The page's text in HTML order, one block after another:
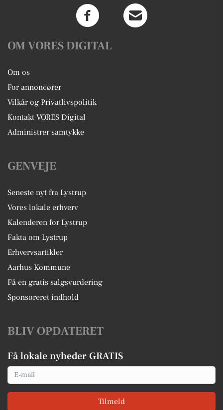
OM VORES DIGITAL
Om os
For annoncører
Vilkår og Privatlivspolitik
Kontakt VORES Digital
Administrer samtykke
GENVEJE
Seneste nyt fra Lystrup
Vores lokale erhverv
Kalenderen for Lystrup
Fakta om Lystrup
Erhvervsartikler
Aarhus Kommune
Få en gratis salgsvurdering
Sponsoreret indhold
BLIV OPDATERET
Få lokale nyheder GRATIS
Email
Tilmeld